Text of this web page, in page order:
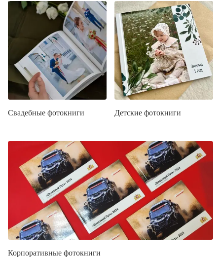
Свадебные фотокниги Детские фотокниги
Корпоративные фотокниги